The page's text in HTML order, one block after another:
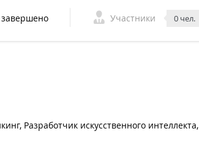
Участники 0 чел.
Разработчик искусственного интеллекта,